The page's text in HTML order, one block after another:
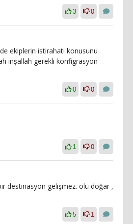
3 0
ekiplerin istirahati konusunu
inşallah gerekli konfigrasyon
0 0
1 0
destinasyon gelişmez. ölü doğar ,
5 1